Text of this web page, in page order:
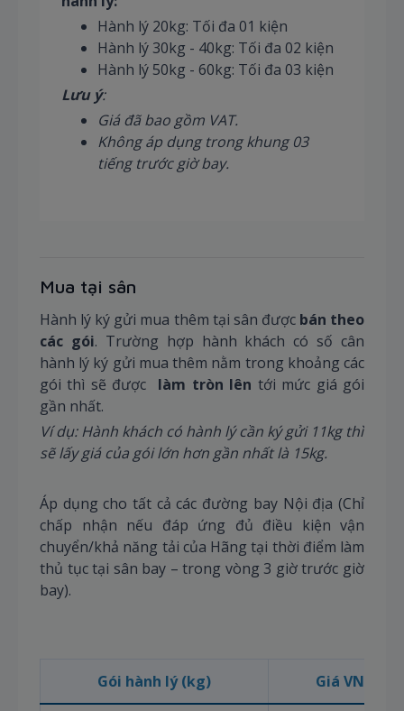
Hành lý 20kg: Tối đa 01 kiện
Hành lý 30kg - 40kg: Tối đa 02 kiện
Hành lý 50kg - 60kg: Tối đa 03 kiện
Lưu ý:
Giá đã bao gồm VAT.
Không áp dụng trong khung 03
tiếng trước giờ bay.
Mua tại sân
Hành lý ký gửi mua thêm tại sân được bán theo
các gói. Trường hợp hành khách có số cân
hành lý ký gửi mua thêm nằm trong khoảng các
gói thì sẽ được làm tròn lên tới mức giá gói
gần nhất.
Ví dụ: Hành khách có hành lý cần ký gửi 11kg thì
sẽ lấy giá của gói lớn hơn gần nhất là 15kg.
Áp dụng cho tất cả các đường bay Nội địa (Chỉ
chấp nhận nếu đáp ứng đủ điều kiện vận
chuyển/khả năng tải của Hãng tại thời điểm làm
thủ tục tại sân bay – trong vòng 3 giờ trước giờ
bay).
Gói hành lý (kg) Giá VNĐ (*)